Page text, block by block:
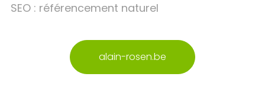
SEO : référencement naturel
alain-rosen.be